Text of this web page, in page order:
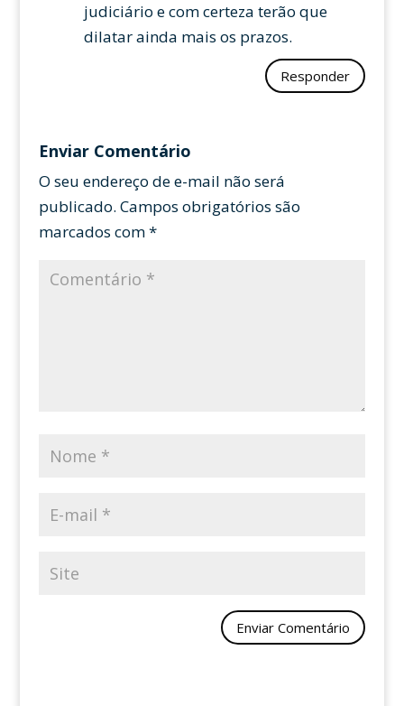
judiciário e com certeza terão que
dilatar ainda mais os prazos.
Responder
Enviar Comentário
O seu endereço de e-mail não será
publicado. Campos obrigatórios são
marcados com*